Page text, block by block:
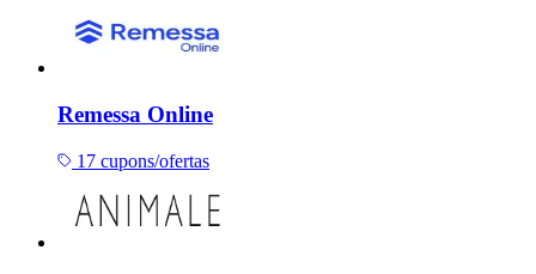
Remessa Online
17 cupons/ofertas